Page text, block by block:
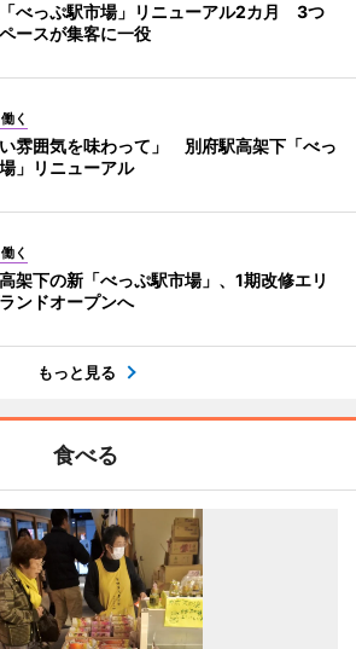
べっぷ駅市場」リニューアル2カ月 3つ
ースが集客に一役
く
い雰囲気を味わって」 別府駅高架下「べっ
」リニューアル
く
架下の新「べっぷ駅市場」、1期改修エリ
ンドオープンへ
もっと見る
食べる